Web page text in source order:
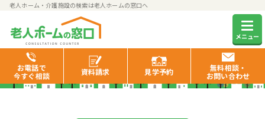
老人ホーム・介護施設の検索は老人ホームの窓口へ
メニュー
お電話で
今すぐ相談
資料請求 見学予約
無料相談・
お問い合わせ
老人ホームの窓口お役立ち情報